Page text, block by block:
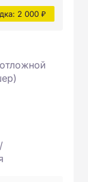
2 000 ₽